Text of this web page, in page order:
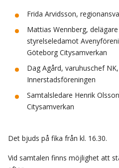
Frida Arvidsson,
Mattias Wennberg,
styrelseledamot
Göteborg Citysamverkan
Dag Agård, varuhuschef
Innerstadsföreningen
Samtalsledare Henrik
Citysamverkan
Det bjuds på fika från kl. 16.30.
Vid samtalen finns möjlighet att